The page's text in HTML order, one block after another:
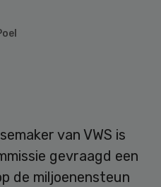
van VWS is
gevraagd een
de miljoenensteun